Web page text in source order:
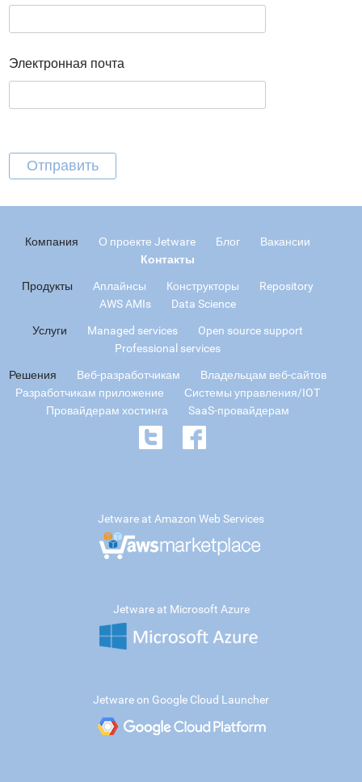
Электронная почта
Компания О проекте Jetware Блог
Вакансии
Контакты
Продукты Аплайнсы Конструкторы
Repository
AWS AMIs
Data Science
Услуги Managed services
Open source support
Professional services
Решения Веб-разработчикам
Владельцам веб-сайтов
Разработчикам приложение
Системы управления/IOT
Провайдерам хостинга
SaaS-провайдерам
Jetware at Amazon Web Services
Jetware at Microsoft Azure
Jetware on Google Cloud Launcher